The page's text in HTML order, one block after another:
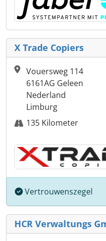
X Trade Copiers
Vouersweg 114
6161AG Geleen
Nederland
Limburg
135 Kilometer
Vertrouwenszegel
HCR Verwaltungs